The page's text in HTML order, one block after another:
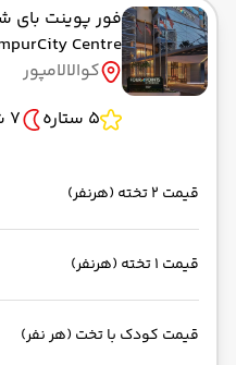
فور پوینت بای
Centre
کوالالامپور
5 ستاره
7 شب
قیمت 2 تخته (هرنفر)
قیمت 1 تخته (هرنفر)
قیمت کودک با تخت (هر نفر)